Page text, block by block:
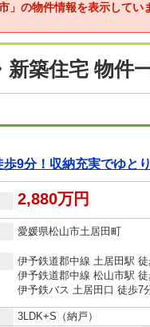
」の物件情報を表示してい
新築住宅 物件
9分！収納充実でゆと
2,880万円
愛媛県松山市土居田町
伊予鉄道郡中線 土居田駅 徒
伊予鉄道郡中線 松山市駅 徒
伊予鉄バス 土居田口 徒歩7
3LDK+S（納戸）